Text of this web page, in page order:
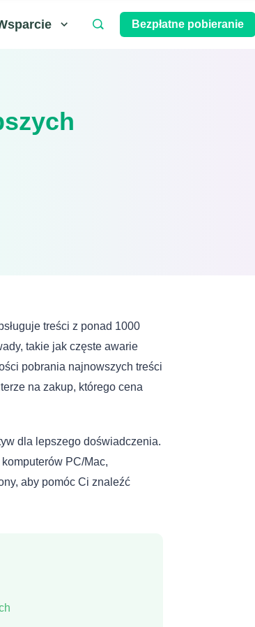
Bezpłatne pobieranie
treści z ponad 1000
takie jak częste awarie
pobrania najnowszych treści
na zakup, którego cena
dla lepszego doświadczenia.
PC/Mac,
aby pomóc Ci znaleźć